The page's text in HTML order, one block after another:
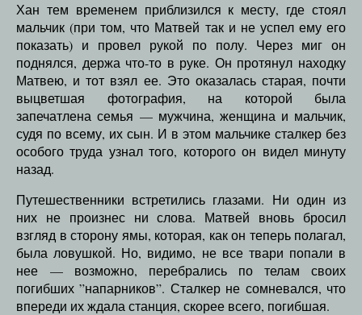
Хан тем временем приблизился к месту, где стоял
мальчик (при том, что Матвей так и не успел ему его
показать) и провел рукой по полу. Через миг он
поднялся, держа что-то в руке. Он протянул находку
Матвею, и тот взял ее. Это оказалась старая, почти
выцветшая фотография, на которой была
запечатлена семья — мужчина, женщина и мальчик,
судя по всему, их сын. И в этом мальчике сталкер без
особого труда узнал того, которого он видел минуту
назад.
Путешественники встретились глазами. Ни один из
них не произнес ни слова. Матвей вновь бросил
взгляд в сторону ямы, которая, как он теперь полагал,
была ловушкой. Но, видимо, не все твари попали в
нее — возможно, перебрались по телам своих
погибших ”напарников”. Сталкер не сомневался, что
впереди их ждала станция, скорее всего, погибшая.